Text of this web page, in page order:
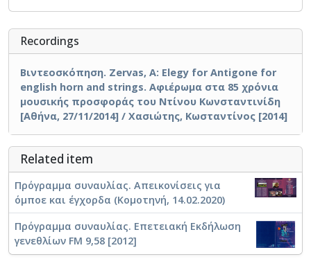
Recordings
Βιντεοσκόπηση. Zervas, A: Elegy for Antigone for
english horn and strings. Αφιέρωμα στα 85 χρόνια
μουσικής προσφοράς του Ντίνου Κωνσταντινίδη
[Αθήνα, 27/11/2014] / Χασιώτης, Κωσταντίνος [2014]
Related item
Πρόγραμμα συναυλίας. Απεικονίσεις για
όμποε και έγχορδα (Κομοτηνή, 14.02.2020)
Πρόγραμμα συναυλίας. Επετειακή Εκδήλωση
γενεθλίων FM 9,58 [2012]